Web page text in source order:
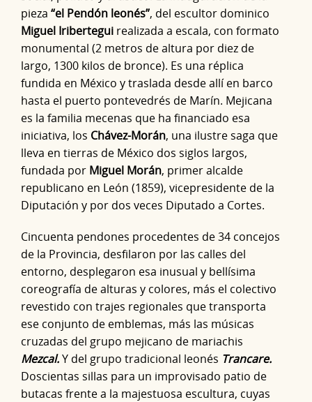
pieza “el Pendón leonés”, del escultor dominico
Miguel Iribertegui realizada a escala, con formato
monumental (2 metros de altura por diez de
largo, 1300 kilos de bronce). Es una réplica
fundida en México y traslada desde allí en barco
hasta el puerto pontevedrés de Marín. Mejicana
es la familia mecenas que ha financiado esa
iniciativa, los Chávez-Morán, una ilustre saga que
lleva en tierras de México dos siglos largos,
fundada por Miguel Morán, primer alcalde
republicano en León (1859), vicepresidente de la
Diputación y por dos veces Diputado a Cortes.
Cincuenta pendones procedentes de 34 concejos
de la Provincia, desfilaron por las calles del
entorno, desplegaron esa inusual y bellísima
coreografía de alturas y colores, más el colectivo
revestido con trajes regionales que transporta
ese conjunto de emblemas, más las músicas
cruzadas del grupo mejicano de mariachis
Mezcal.Y del grupo tradicional leonés Trancare.
Doscientas sillas para un improvisado patio de
butacas frente a la majestuosa escultura, cuyas